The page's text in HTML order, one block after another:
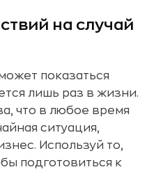
на случай
показаться
лишь раз в жизни.
что в любое время
ситуация,
Используй то,
подготовиться к